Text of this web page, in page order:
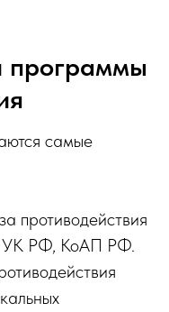
программы
самые
противодействия
УК РФ, КоАП РФ.